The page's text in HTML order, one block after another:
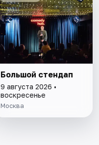
Большой стендап
9 августа 2026 •
воскресенье
Москва